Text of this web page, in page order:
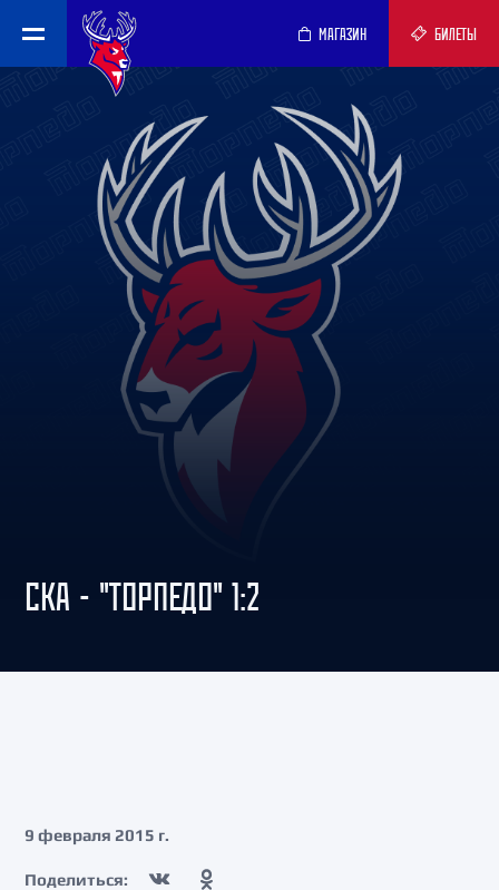
МАГАЗИН БИЛЕТЫ
СКА - "ТОРПЕДО" 1:2
9 февраля 2015 г.
Поделиться: